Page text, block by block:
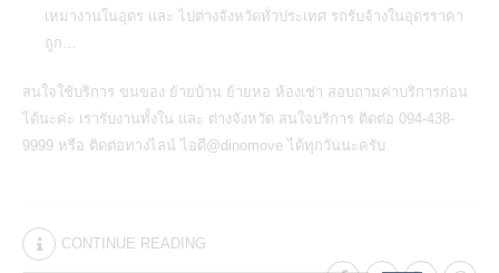
เหมางานในอุดร และ ไปต่างจังหวัดทั่วประเทศ รถรับจ้างในอุดรราคา
ถูก…
สนใจใช้บริการ ขนของ ย้ายบ้าน ย้ายหอ ห้องเช่า สอบถามค่าบริการก่อน
ได้นะค่ะ เรารับงานทั้งใน และ ต่างจังหวัด สนใจบริการ ติดต่อ 094-438-
9999 หรือ ติดต่อทางไลน์ ไอดี@dinomove ได้ทุกวันนะครับ
CONTINUE READING